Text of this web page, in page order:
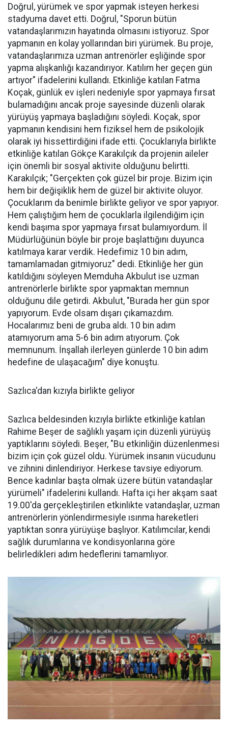
Doğrul, yürümek ve spor yapmak isteyen herkesi
stadyuma davet etti. Doğrul, "Sporun bütün
vatandaşlarımızın hayatında olmasını istiyoruz. Spor
yapmanın en kolay yollarından biri yürümek. Bu proje,
vatandaşlarımıza uzman antrenörler eşliğinde spor
yapma alışkanlığı kazandırıyor. Katılım her geçen gün
artıyor" ifadelerini kullandı. Etkinliğe katılan Fatma
Koçak, günlük ev işleri nedeniyle spor yapmaya fırsat
bulamadığını ancak proje sayesinde düzenli olarak
yürüyüş yapmaya başladığını söyledi. Koçak, spor
yapmanın kendisini hem fiziksel hem de psikolojik
olarak iyi hissettirdiğini ifade etti. Çocuklarıyla birlikte
etkinliğe katılan Gökçe Karakılçık da projenin aileler
için önemli bir sosyal aktivite olduğunu belirtti.
Karakılçık; "Gerçekten çok güzel bir proje. Bizim için
hem bir değişiklik hem de güzel bir aktivite oluyor.
Çocuklarım da benimle birlikte geliyor ve spor yapıyor.
Hem çalıştığım hem de çocuklarla ilgilendiğim için
kendi başıma spor yapmaya fırsat bulamıyordum. İl
Müdürlüğünün böyle bir proje başlattığını duyunca
katılmaya karar verdik. Hedefimiz 10 bin adım,
tamamlamadan gitmiyoruz" dedi. Etkinliğe her gün
katıldığını söyleyen Memduha Akbulut ise uzman
antrenörlerle birlikte spor yapmaktan memnun
olduğunu dile getirdi. Akbulut, "Burada her gün spor
yapıyorum. Evde olsam dışarı çıkamazdım.
Hocalarımız beni de gruba aldı. 10 bin adım
atamıyorum ama 5-6 bin adım atıyorum. Çok
memnunum. İnşallah ilerleyen günlerde 10 bin adım
hedefine de ulaşacağım" diye konuştu.
Sazlıca'dan kızıyla birlikte geliyor
Sazlıca beldesinden kızıyla birlikte etkinliğe katılan
Rahime Beşer de sağlıklı yaşam için düzenli yürüyüş
yaptıklarını söyledi. Beşer, "Bu etkinliğin düzenlenmesi
bizim için çok güzel oldu. Yürümek insanın vücudunu
ve zihnini dinlendiriyor. Herkese tavsiye ediyorum.
Bence kadınlar başta olmak üzere bütün vatandaşlar
yürümeli" ifadelerini kullandı. Hafta içi her akşam saat
19.00'da gerçekleştirilen etkinlikte vatandaşlar, uzman
antrenörlerin yönlendirmesiyle ısınma hareketleri
yaptıktan sonra yürüyüşe başlıyor. Katılımcılar, kendi
sağlık durumlarına ve kondisyonlarına göre
belirledikleri adım hedeflerini tamamlıyor.